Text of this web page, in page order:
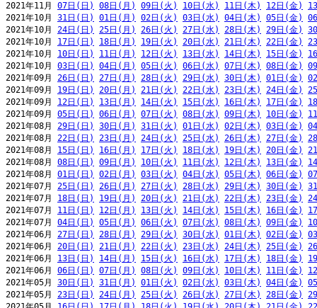
2021年11月 07日(日) 08日(月) 09日(火) 10日(水) 11日(木) 12日(金)
2021年10月 31日(日) 01日(月) 02日(火) 03日(水) 04日(木) 05日(金)
2021年10月 24日(日) 25日(月) 26日(火) 27日(水) 28日(木) 29日(金)
2021年10月 17日(日) 18日(月) 19日(火) 20日(水) 21日(木) 22日(金)
2021年10月 10日(日) 11日(月) 12日(火) 13日(水) 14日(木) 15日(金)
2021年10月 03日(日) 04日(月) 05日(火) 06日(水) 07日(木) 08日(金)
2021年09月 26日(日) 27日(月) 28日(火) 29日(水) 30日(木) 01日(金)
2021年09月 19日(日) 20日(月) 21日(火) 22日(水) 23日(木) 24日(金)
2021年09月 12日(日) 13日(月) 14日(火) 15日(水) 16日(木) 17日(金)
2021年09月 05日(日) 06日(月) 07日(火) 08日(水) 09日(木) 10日(金)
2021年08月 29日(日) 30日(月) 31日(火) 01日(水) 02日(木) 03日(金)
2021年08月 22日(日) 23日(月) 24日(火) 25日(水) 26日(木) 27日(金)
2021年08月 15日(日) 16日(月) 17日(火) 18日(水) 19日(木) 20日(金)
2021年08月 08日(日) 09日(月) 10日(火) 11日(水) 12日(木) 13日(金)
2021年08月 01日(日) 02日(月) 03日(火) 04日(水) 05日(木) 06日(金)
2021年07月 25日(日) 26日(月) 27日(火) 28日(水) 29日(木) 30日(金)
2021年07月 18日(日) 19日(月) 20日(火) 21日(水) 22日(木) 23日(金)
2021年07月 11日(日) 12日(月) 13日(火) 14日(水) 15日(木) 16日(金)
2021年07月 04日(日) 05日(月) 06日(火) 07日(水) 08日(木) 09日(金)
2021年06月 27日(日) 28日(月) 29日(火) 30日(水) 01日(木) 02日(金)
2021年06月 20日(日) 21日(月) 22日(火) 23日(水) 24日(木) 25日(金)
2021年06月 13日(日) 14日(月) 15日(火) 16日(水) 17日(木) 18日(金)
2021年06月 06日(日) 07日(月) 08日(火) 09日(水) 10日(木) 11日(金)
2021年05月 30日(日) 31日(月) 01日(火) 02日(水) 03日(木) 04日(金)
2021年05月 23日(日) 24日(月) 25日(火) 26日(水) 27日(木) 28日(金)